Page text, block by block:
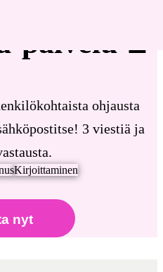
palvelu 📝
ohjausta
3 viestiä ja
Kirjoittaminen
nyt